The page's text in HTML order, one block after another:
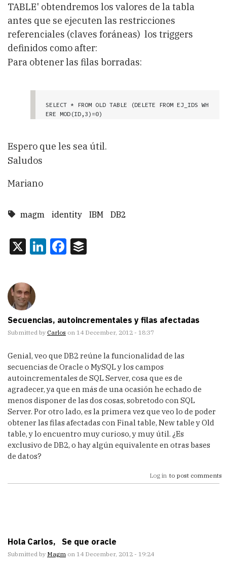
TABLE' obtendremos los valores de la tabla
antes que se ejecuten las restricciones
referenciales (claves foráneas) los triggers
definidos como after:
Para obtener las filas borradas:
SELECT * FROM OLD TABLE (DELETE FROM EJ_IDS WH
ERE MOD(ID,3)=0)
                   3 c
                   6 c-nuevo
Espero que les sea útil.
Saludos
Mariano
magm identity IBM DB2
X LinkedIn
Facebook
Secuencias, autoincrementales y filas afectadas
Submitted by Carlos on 14 December, 2012 - 18:37
Genial, veo que DB2 reúne la funcionalidad de las
secuencias de Oracle o MySQL y los campos
autoincrementales de SQL Server, cosa que es de
agradecer, ya que en más de una ocasión he echado de
menos disponer de las dos cosas, sobretodo con SQL
Server. Por otro lado, es la primera vez que veo lo de poder
obtener las filas afectadas con Final table, New table y Old
table, y lo encuentro muy curioso, y muy útil. ¿Es
exclusivo de DB2, o hay algún equivalente en otras bases
de datos?
Log in to post comments
Hola Carlos, Se que oracle
Submitted by Magm on 14 December, 2012 - 19:24